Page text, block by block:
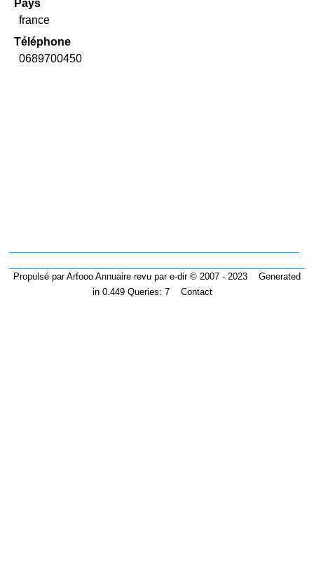
Pays
france
Téléphone
0689700450
Propulsé parArfooo Annuairerevu par e-dir© 2007 - 2023 Generated
in 0.449 Queries: 7Contact